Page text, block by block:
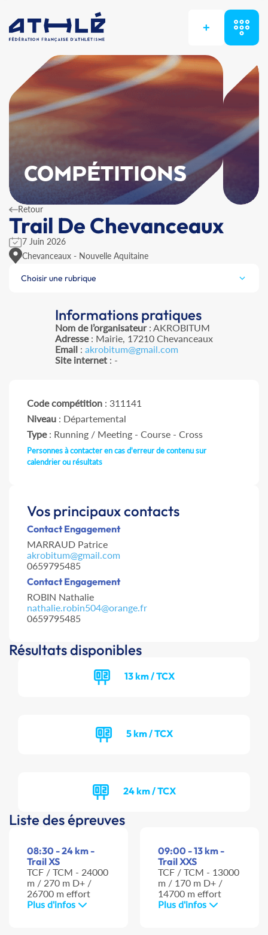
+
COMPÉTITIONS
Retour
Trail De Chevanceaux
7 Juin 2026
Chevanceaux - Nouvelle Aquitaine
Choisir une rubrique
Informations pratiques
Nom de l’organisateur: AKROBITUM
Adresse: Mairie, 17210 Chevanceaux
Email : akrobitum@gmail.com
Site internet : -
Code compétition : 311141
Niveau : Départemental
Type: Running / Meeting - Course - Cross
Personnes à contacter en cas d'erreur de contenu sur
calendrier ou résultats
Vos principaux contacts
Contact Engagement
MARRAUD Patrice
akrobitum@gmail.com
0659795485
Contact Engagement
ROBIN Nathalie
nathalie.robin504@orange.fr
0659795485
Résultats disponibles
13 km / TCX
5 km / TCX
24 km / TCX
Liste des épreuves
08:30 - 24 km -
Trail XS
TCF / TCM - 24000
m / 270 m D+ /
26700 m effort
Plus d'infos
09:00 - 13 km -
Trail XXS
TCF / TCM - 13000
m / 170 m D+ /
14700 m effort
Plus d'infos